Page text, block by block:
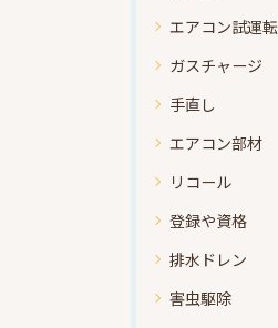
エアコン試運転
ガスチャージ
手直し
エアコン部材
リコール
登録や資格
排水ドレン
害虫駆除